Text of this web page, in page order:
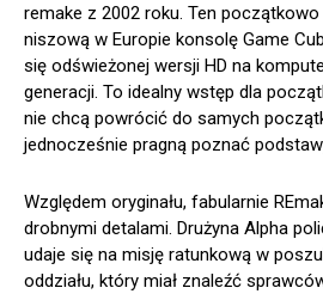
remake z 2002 roku. Ten
niszową w Europie konsolę Game
się odświeżonej wersji HD na
generacji. To idealny wstęp dla
nie chcą powrócić do samych
jednocześnie pragną poznać
Względem oryginału, fabularnie
drobnymi detalami. Drużyna Alpha
udaje się na misję ratunkową w
oddziału, który miał znaleźć